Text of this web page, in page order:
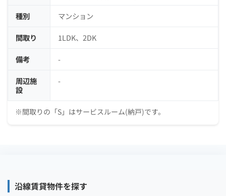
種別 マンション
間取り 1LDK、2DK
備考 -
周辺施
設
-
※間取りの「S」はサービスルーム(納戸)です。
沿線賃貸物件を探す